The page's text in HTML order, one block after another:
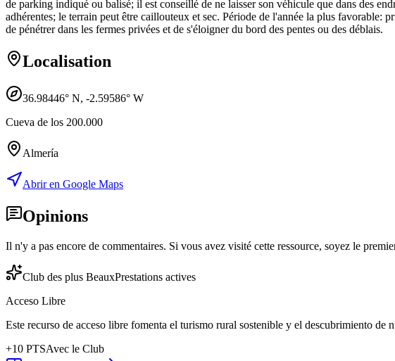
de parking indiqué ou balisé; il est conseillé de ne laisser son véhicule que dans des
adhérentes; le terrain peut être caillouteux et sec. Période de l'année la plus
de pénétrer dans les fermes privées et de s'éloigner du bord des pentes ou des déblais.
Localisation
36.98446° N, -2.59586° W
Cueva de los 200.000
Almería
Abrir en Google Maps
Opinions
Il n'y a pas encore de commentaires. Si vous avez visité cette ressource, soyez le
Club des plus BeauxPrestations actives
Acceso Libre
Este recurso de acceso libre fomenta el turismo rural sostenible y el descubrimiento de
+10 PTSAvec le Club